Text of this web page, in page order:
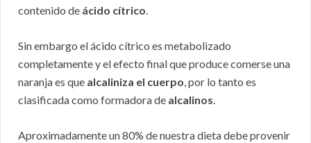
contenido de ácido cítrico.
Sin embargo el ácido cítrico es metabolizado
completamente y el efecto final que produce comerse una
naranja es que alcaliniza el cuerpo, por lo tanto es
clasificada como formadora de alcalinos.
Aproximadamente un 80% de nuestra dieta debe provenir